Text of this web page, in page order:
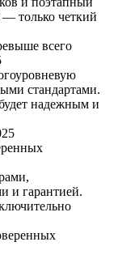
— только четкий
стандартами.
надежным и
и гарантией.